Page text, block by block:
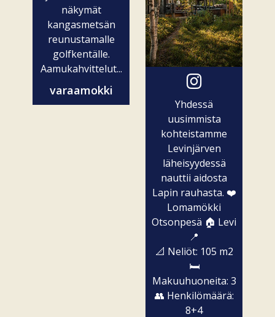
näkymät
kangasmetsän
reunustamalle
golfkentälle.
Aamukahvittelut...
varaamokki
Yhdessä
uusimmista
kohteistamme
Levinjärven
läheisyydessä
nauttii aidosta
Lapin rauhasta. ❤️
Lomamökki
Otsonpesä 🏠 Levi
📍
📐 Neliöt: 105 m2
🛏️
Makuuhuoneita: 3
👥 Henkilömäärä:
8+4